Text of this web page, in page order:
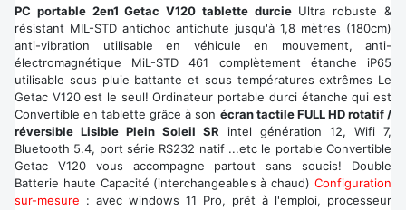
PC portable 2en1 Getac V120 tablette durcieUltra robuste &
résistant MIL-STD antichoc antichute jusqu'à 1,8 mètres (180cm)
anti-vibration utilisable en véhicule en mouvement, anti-
électromagnétique MiL-STD 461 complètement étanche iP65
utilisable sous pluie battante et sous températures extrêmes Le
Getac V120 est le seul! Ordinateur portable durci étanche qui est
Convertible en tablette grâce à son écran tactile FULL HD rotatif /
réversible Lisible Plein Soleil SR intel génération 12, Wifi 7,
Bluetooth 5.4, port série RS232 natif ...etc le portable Convertible
Getac V120 vous accompagne partout sans soucis! Double
Batterie haute Capacité (interchangeables à chaud) Configuration
sur-mesure : avec windows 11 Pro, prêt à l'emploi, processeur